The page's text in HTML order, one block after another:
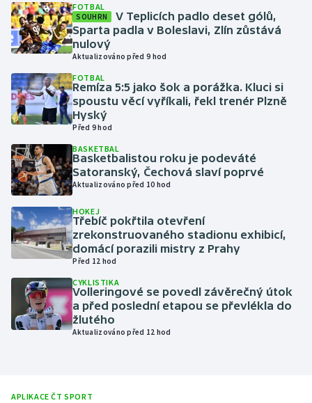
Jezdectví
Judo
Krasobruslení
Lezení
Lyže a snowboard
Moderní pětiboj
Motorsport
Olympijské hry
Parasport
Plavání
Ragby
FOTBAL
SOUHRN
V Teplicích padlo deset gólů,
Sparta padla v Boleslavi, Zlín zůstává
nulový
Aktualizováno před 9 hod
FOTBAL
Remíza 5:5 jako šok a porážka. Kluci si
spoustu věcí vyříkali, řekl trenér Plzně
Hyský
Před 9 hod
BASKETBAL
Basketbalistou roku je podeváté
Satoranský, Čechová slaví poprvé
Aktualizováno před 10 hod
HOKEJ
Třebíč pokřtila otevření
zrekonstruovaného stadionu exhibicí,
domácí porazili mistry z Prahy
Před 12 hod
CYKLISTIKA
Volleringové se povedl závěrečný útok
a před poslední etapou se převlékla do
žlutého
Aktualizováno před 12 hod
APLIKACE ČT SPORT